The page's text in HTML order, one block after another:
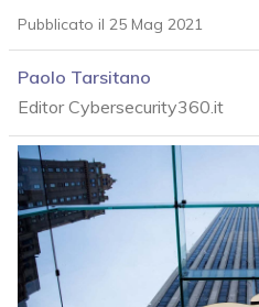
Pubblicato il 25 Mag 2021
Paolo Tarsitano
Editor Cybersecurity360.it